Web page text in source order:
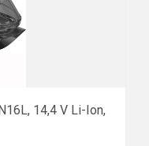
14,4 V Li-Ion,